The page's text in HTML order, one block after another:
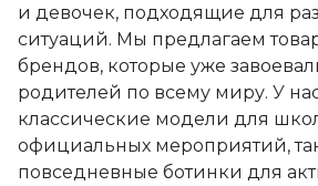
и девочек, подходящие для
ситуаций. Мы предлагаем
брендов, которые уже
родителей по всему миру. У
классические модели для
официальных мероприятий,
повседневные ботинки для